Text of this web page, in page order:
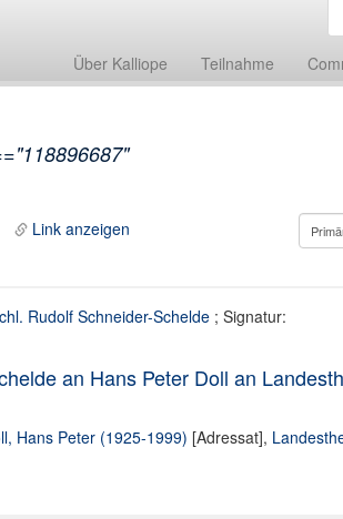
Über Kalliope Teilnahme
Link anzeigen
Rudolf Schneider-Schelde; Signatur:
an Hans Peter Doll an
Hans Peter (1925-1999) [Adressat],